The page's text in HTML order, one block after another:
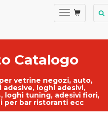
Catalogo
vetrine negozi, auto,
adesive, loghi adesivi,
loghi tuning, adesivi fiori,
per bar ristoranti ecc